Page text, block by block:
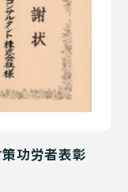
功労者表彰